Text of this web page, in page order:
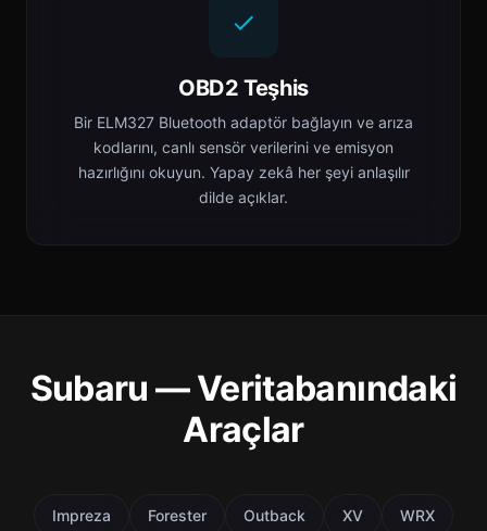
OBD2 Teşhis
Bir ELM327 Bluetooth adaptör bağlayın ve arıza
kodlarını, canlı sensör verilerini ve emisyon
hazırlığını okuyun. Yapay zekâ her şeyi anlaşılır
dilde açıklar.
Subaru — Veritabanındaki
Araçlar
Impreza Forester Outback XV WRX